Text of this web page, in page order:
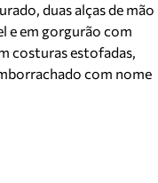
duas alças de mão
e em gorgurão com
costuras estofadas,
com nome